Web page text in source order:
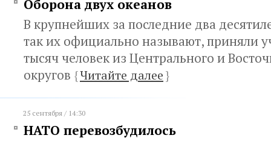
Оборона двух океанов
В крупнейших за последние два
так их официально называют, приняли
тысяч человек из Центрального и
округов {Читайте далее}
25 сентября / 14:30
НАТО перевозбудилось